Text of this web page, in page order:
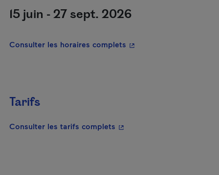
15 juin - 27 sept. 2026
Consulter les horaires complets - Cet hyperlien
Tarifs
Consulter les tarifs complets - Cet hyperlien s'ouvrira